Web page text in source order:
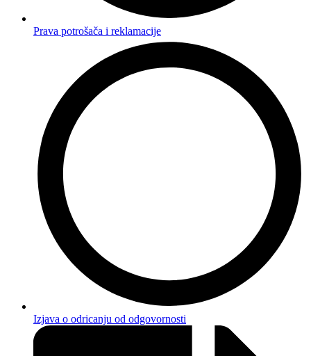
Prava potrošača i reklamacije
Izjava o odricanju od odgovornosti